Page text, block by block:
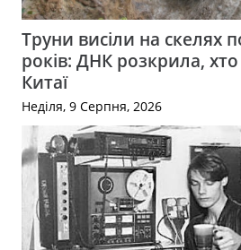
Труни висіли на скелях
років: ДНК розкрила,
Китаї
Неділя, 9 Серпня, 2026